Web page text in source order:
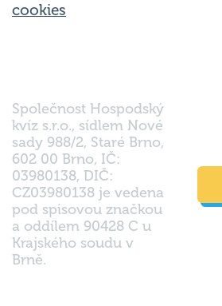
cookies
Společnost Hospodský
kvíz s.r.o., sídlem Nové
sady 988/2, Staré Brno,
602 00 Brno, IČ:
03980138, DIČ:
CZ03980138 je vedena
pod spisovou značkou
a oddílem 90428 C u
Krajského soudu v
Brně.